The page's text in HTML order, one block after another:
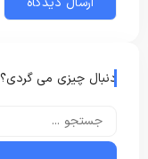
دنبال چیزی می گردی؟